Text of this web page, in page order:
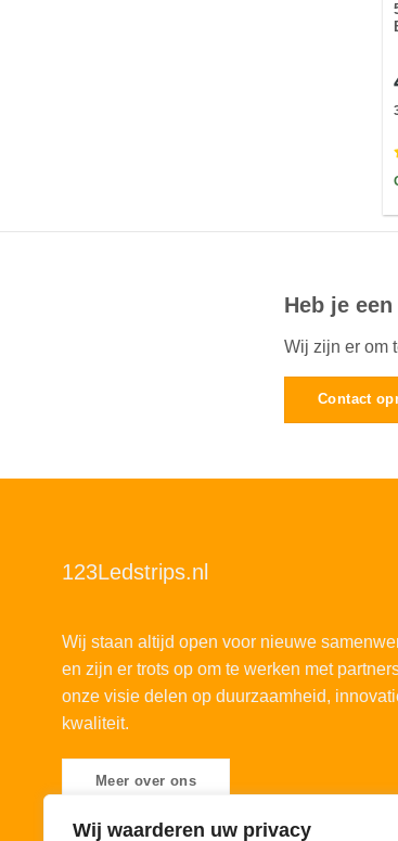
Wij waarderen uw privacy
Heb je
Wij zijn er om
Contact
123Ledstrips.nl
Wij staan altijd open voor nieuwe
en zijn er trots op om te werken met
onze visie delen op duurzaamheid,
kwaliteit.
Meer over ons